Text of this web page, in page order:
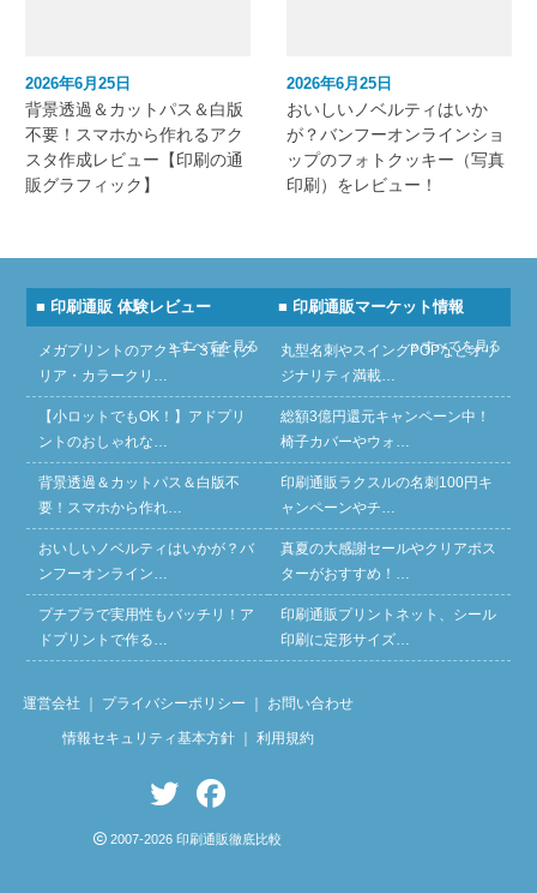
2026年6月25日
背景透過＆カットパス＆白版
不要！スマホから作れるアク
スタ作成レビュー【印刷の通
販グラフィック】
2026年6月25日
おいしいノベルティはいか
が？バンフーオンラインショ
ップのフォトクッキー（写真
印刷）をレビュー！
■ 印刷通販 体験レビュー
» すべてを見る
メガプリントのアクキー３種（ク
リア・カラークリ…
【小ロットでもOK！】アドプリ
ントのおしゃれな…
背景透過＆カットパス＆白版不
要！スマホから作れ…
おいしいノベルティはいかが？バ
ンフーオンライン…
プチプラで実用性もバッチリ！ア
ドプリントで作る…
■ 印刷通販マーケット情報
» すべてを見る
丸型名刺やスイングPOPなどオリ
ジナリティ満載…
総額3億円還元キャンペーン中！
椅子カバーやウォ…
印刷通販ラクスルの名刺100円キ
ャンペーンやチ…
真夏の大感謝セールやクリアポス
ターがおすすめ！…
印刷通販プリントネット、シール
印刷に定形サイズ…
運営会社 ｜ プライバシーポリシー ｜ お問い合わせ
情報セキュリティ基本方針｜ 利用規約
2007-2026 印刷通販徹底比較